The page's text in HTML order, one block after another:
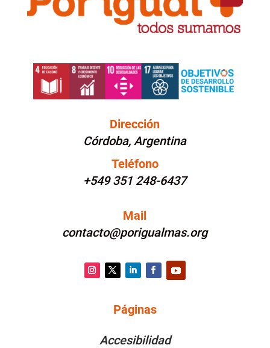
Dirección
Córdoba, Argentina
Teléfono
+549 351 248-6437
Mail
contacto@porigualmas.org
Facebook
Páginas
Accesibilidad